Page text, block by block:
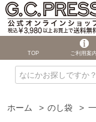
ホーム > のし袋 >
TOP ご利用案内